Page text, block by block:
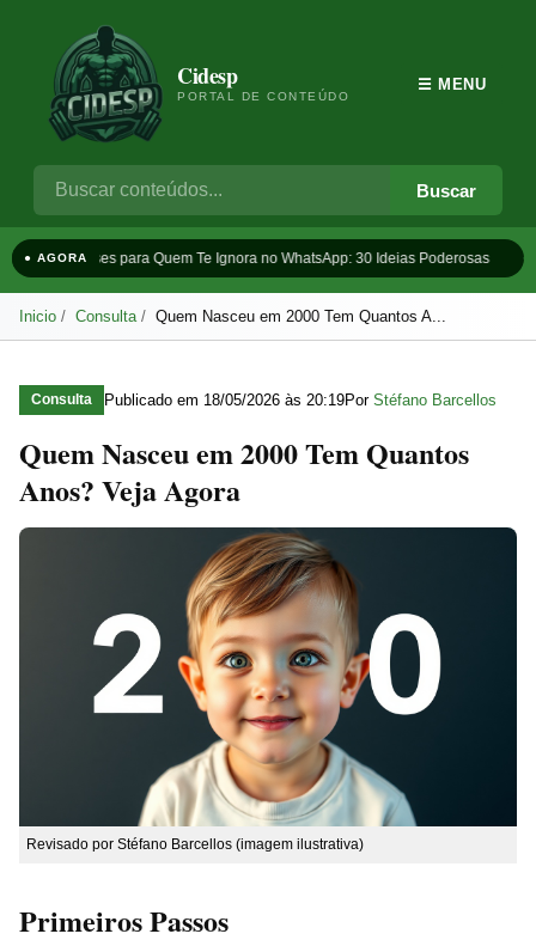
Cidesp
PORTAL DE CONTEÚDO
Buscar
☰ MENU
● AGORAFrases para Quem Te Ignora no WhatsApp: 30 Ideias Poderosas
Inicio Consulta Quem Nasceu em 2000 Tem Quantos A...
Consulta Publicado em 18/05/2026 às 20:19Por Stéfano Barcellos
Quem Nasceu em 2000 Tem Quantos
Anos? Veja Agora
Revisado por Stéfano Barcellos (imagem ilustrativa)
Primeiros Passos